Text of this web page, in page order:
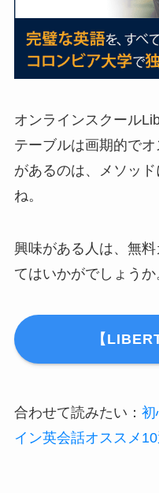
オンラインスクール
テーブルは画期的で
があるのは、メソッ
ね。
興味がある人は、無
てはいかがでしょうか
【
合わせて読みたい： 初
イン英会話オススメ10